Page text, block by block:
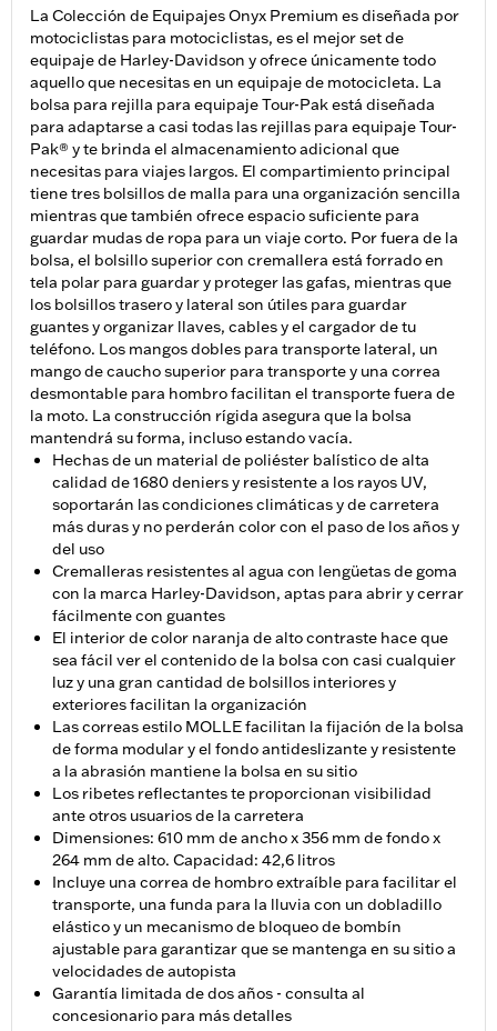
La Colección de Equipajes Onyx Premium es diseñada por
motociclistas para motociclistas, es el mejor set de
equipaje de Harley-Davidson y ofrece únicamente todo
aquello que necesitas en un equipaje de motocicleta. La
bolsa para rejilla para equipaje Tour-Pak está diseñada
para adaptarse a casi todas las rejillas para equipaje Tour-
Pak® y te brinda el almacenamiento adicional que
necesitas para viajes largos. El compartimiento principal
tiene tres bolsillos de malla para una organización sencilla
mientras que también ofrece espacio suficiente para
guardar mudas de ropa para un viaje corto. Por fuera de la
bolsa, el bolsillo superior con cremallera está forrado en
tela polar para guardar y proteger las gafas, mientras que
los bolsillos trasero y lateral son útiles para guardar
guantes y organizar llaves, cables y el cargador de tu
teléfono. Los mangos dobles para transporte lateral, un
mango de caucho superior para transporte y una correa
desmontable para hombro facilitan el transporte fuera de
la moto. La construcción rígida asegura que la bolsa
mantendrá su forma, incluso estando vacía.
Hechas de un material de poliéster balístico de alta
calidad de 1680 deniers y resistente a los rayos UV,
soportarán las condiciones climáticas y de carretera
más duras y no perderán color con el paso de los años y
del uso
Cremalleras resistentes al agua con lengüetas de goma
con la marca Harley-Davidson, aptas para abrir y cerrar
fácilmente con guantes
El interior de color naranja de alto contraste hace que
sea fácil ver el contenido de la bolsa con casi cualquier
luz y una gran cantidad de bolsillos interiores y
exteriores facilitan la organización
Las correas estilo MOLLE facilitan la fijación de la bolsa
de forma modular y el fondo antideslizante y resistente
a la abrasión mantiene la bolsa en su sitio
Los ribetes reflectantes te proporcionan visibilidad
ante otros usuarios de la carretera
Dimensiones: 610 mm de ancho x 356 mm de fondo x
264 mm de alto. Capacidad: 42,6 litros
Incluye una correa de hombro extraíble para facilitar el
transporte, una funda para la lluvia con un dobladillo
elástico y un mecanismo de bloqueo de bombín
ajustable para garantizar que se mantenga en su sitio a
velocidades de autopista
Garantía limitada de dos años - consulta al
concesionario para más detalles